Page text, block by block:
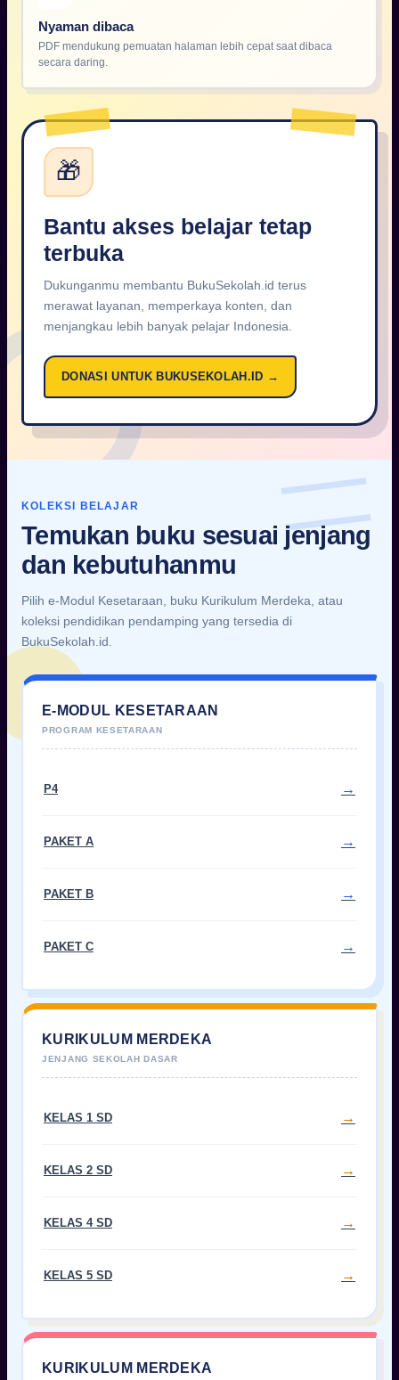
Nyaman dibaca
PDF mendukung pemuatan halaman lebih cepat saat dibaca
secara daring.
🎁
Bantu akses belajar tetap
terbuka
Dukunganmu membantu BukuSekolah.id terus
merawat layanan, memperkaya konten, dan
menjangkau lebih banyak pelajar Indonesia.
DONASI UNTUK BUKUSEKOLAH.ID →
KOLEKSI BELAJAR
Temukan buku sesuai jenjang
dan kebutuhanmu
Pilih e-Modul Kesetaraan, buku Kurikulum Merdeka, atau
koleksi pendidikan pendamping yang tersedia di
BukuSekolah.id.
E-MODUL KESETARAAN
P4
PAKET A
PAKET B
PAKET C
KURIKULUM MERDEKA
KELAS 1 SD
KELAS 2 SD
KELAS 4 SD
KELAS 5 SD
KURIKULUM MERDEKA